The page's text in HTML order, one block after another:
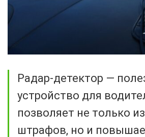
Радар-детектор —
устройство для
позволяет не только
штрафов, но и